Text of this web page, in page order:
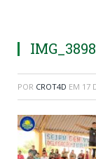
POR CROT4D EM 17